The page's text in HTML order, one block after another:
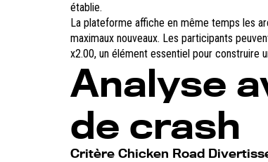
établie.
La plateforme affiche en même temps les
maximaux nouveaux. Les participants
x2.00, un élément essentiel pour construire
Analyse
de crash
Critère Chicken Road